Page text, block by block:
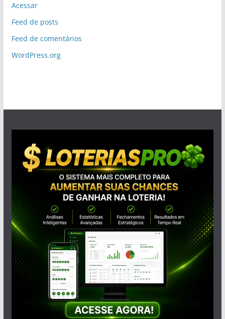
Acessar
Feed de posts
Feed de comentários
WordPress.org